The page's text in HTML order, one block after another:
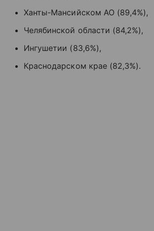
Ханты-Мансийском АО (89,4%),
Челябинской области (84,2%),
Ингушетии (83,6%),
Краснодарском крае (82,3%).